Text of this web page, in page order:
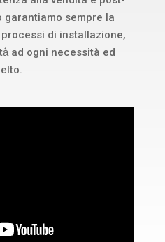
garantiamo sempre la
di installazione,
ad ogni necessità ed